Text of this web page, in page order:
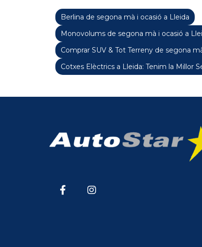
Berlina de segona mà i ocasió a Lleida
Monovolums de segona mà i ocasió a
Comprar SUV & Tot Terreny de segona
Cotxes Elèctrics a Lleida: Tenim la Millor